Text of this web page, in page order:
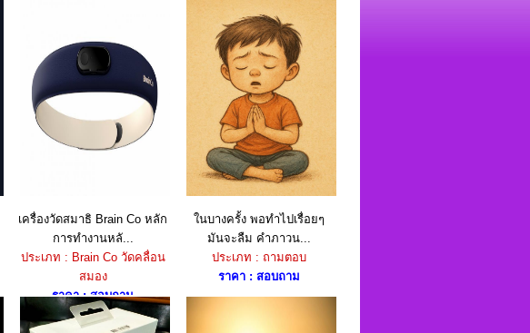
เครื่องวัดสมาธิ Brain Co หลัก
การทำงานหลั...
ประเภท : Brain Co วัดคลื่อน
สมอง
ราคา : สอบถาม
ในบางครั้ง พอทำไปเรื่อยๆ
มันจะลืม คำภาวน...
ประเภท : ถามตอบ
ราคา : สอบถาม